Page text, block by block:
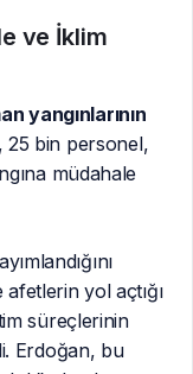
ve İklim
yangınlarının
25 bin personel,
müdahale
yol açtığı
süreçlerinin
Erdoğan, bu